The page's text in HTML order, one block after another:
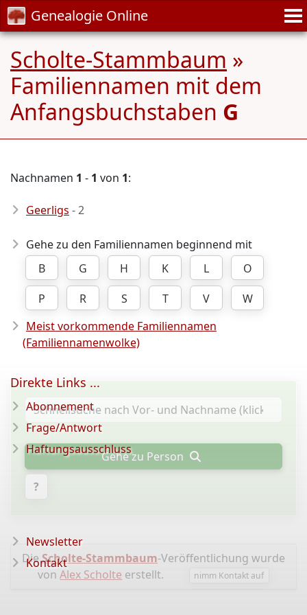
Genealogie Online
Scholte-Stammbaum »
Familiennamen mit dem
Anfangsbuchstaben G
Nachnamen 1 - 1 von 1:
Geerligs - 2
Gehe zu den Familiennamen beginnend mit
B
G H K L
O
P
R S T V
W
Meist vorkommende Familiennamen
(Familiennamenwolke)
Gehe zu Person
?
DieScholte-Stammbaum-Veröffentlichung wurde
vonAlex Scholte erstellt. nimm Kontakt auf
Direkte Links ...
Abonnement
Frage/Antwort
Haftungsausschluss
Newsletter
Kontakt